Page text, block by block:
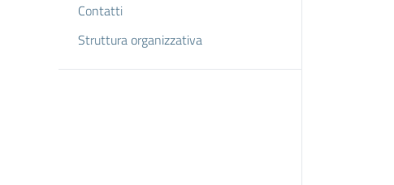
Contatti
Struttura organizzativa